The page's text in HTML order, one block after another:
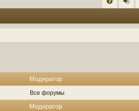
Q д
Модератор
Все форумы
Модератор